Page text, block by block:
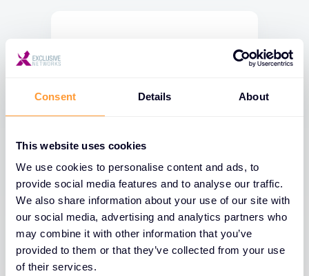
Consent Details About
This website uses cookies
We use cookies to personalise content and ads, to
provide social media features and to analyse our traffic.
We also share information about your use of our site with
our social media, advertising and analytics partners who
may combine it with other information that you’ve
provided to them or that they’ve collected from your use
of their services.